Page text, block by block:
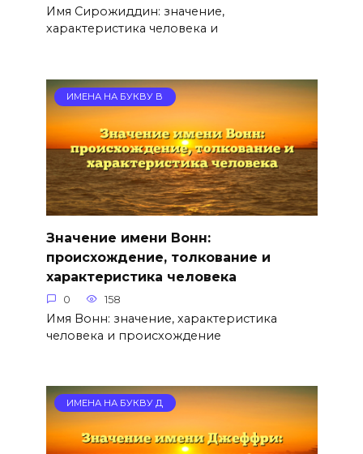
Имя Сирожиддин: значение,
характеристика человека и
ИМЕНА НА БУКВУ В
Значение имени Вонн:
происхождение, толкование и
характеристика человека
0 158
Имя Вонн: значение, характеристика
человека и происхождение
ИМЕНА НА БУКВУ Д